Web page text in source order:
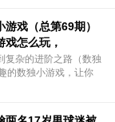
戏（总第69期）
戏怎么玩，
复杂的进阶之路（数独
的数独小游戏，让你